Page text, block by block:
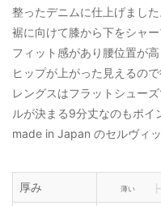
整ったデニムに仕上げました
裾に向けて膝から下をシャ
フィット感があり腰位置が
ヒップが上がった見えるの
レングスはフラットシュー
ルが決まる9分丈なのもポイ
made in Japan のセルヴィ
厚み 薄い